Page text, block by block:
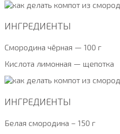
ИНГРЕДИЕНТЫ
Смородина чёрная — 100 г
Кислота лимонная — щепотка
ИНГРЕДИЕНТЫ
Белая смородина – 150 г